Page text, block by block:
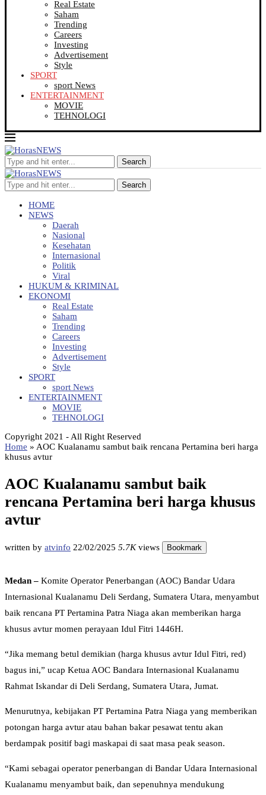
Real Estate
Saham
Trending
Careers
Investing
Advertisement
Style
SPORT
sport News
ENTERTAINMENT
MOVIE
TEHNOLOGI
Search
Search
HOME
NEWS
Daerah
Nasional
Kesehatan
Internasional
Politik
Viral
HUKUM & KRIMINAL
EKONOMI
Real Estate
Saham
Trending
Careers
Investing
Advertisement
Style
SPORT
sport News
ENTERTAINMENT
MOVIE
TEHNOLOGI
Copyright 2021 - All Right Reserved
Home » AOC Kualanamu sambut baik rencana Pertamina beri harga
khusus avtur
AOC Kualanamu sambut baik
rencana Pertamina beri harga khusus
avtur
written by atvinfo 22/02/2025 5.7Kviews Bookmark
Medan – Komite Operator Penerbangan (AOC) Bandar Udara
Internasional Kualanamu Deli Serdang, Sumatera Utara, menyambut
baik rencana PT Pertamina Patra Niaga akan memberikan harga
khusus avtur momen perayaan Idul Fitri 1446H.
“Jika memang betul demikian (harga khusus avtur Idul Fitri, red)
bagus ini,” ucap Ketua AOC Bandara Internasional Kualanamu
Rahmat Iskandar di Deli Serdang, Sumatera Utara, Jumat.
Menurutnya, kebijakan PT Pertamina Patra Niaga yang memberikan
potongan harga avtur atau bahan bakar pesawat tentu akan
berdampak positif bagi maskapai di saat masa peak season.
“Kami sebagai operator penerbangan di Bandar Udara Internasional
Kualanamu menyambut baik, dan sepenuhnya mendukung